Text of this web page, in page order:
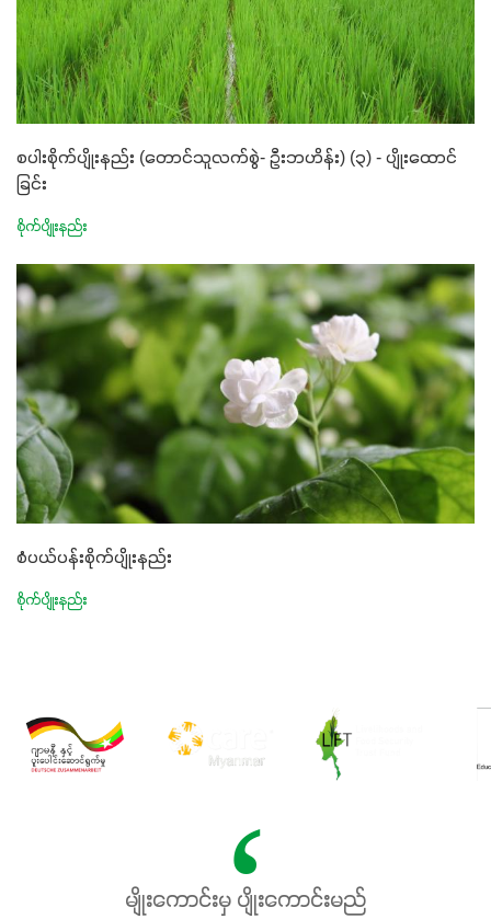
စပါးစိုက်ပျိုးနည်း (တောင်သူလက်စွဲ- ဦးဘဟိန်း) (၃) - ပျိုးထောင်
ခြင်း
စိုက်ပျိုးနည်း
စံပယ်ပန်းစိုက်ပျိုးနည်း
စိုက်ပျိုးနည်း
မျိုးကောင်းမှ ပျိုးကောင်းမည်